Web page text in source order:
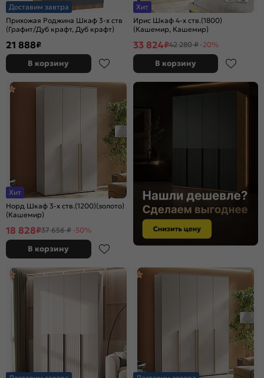
Доставим завтра
Прихожая Роджина Шкаф 3-х ств
(Графит/Дуб крафт, Дуб крафт)
21 888₽
В корзину
Хит
Ирис Шкаф 4-х ств.(1800)
(Кашемир, Кашемир)
33 824₽42 280 ₽ -20%
В корзину
Хит
Норд Шкаф 3-х ств.(1200)(золото)
(Кашемир)
18 828₽37 656 ₽ -50%
В корзину